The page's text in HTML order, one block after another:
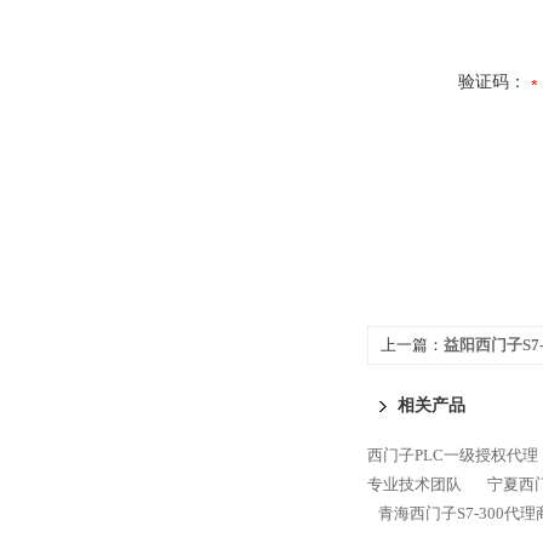
验证码：
上一篇： 益阳西门子
相关产品
西门子PLC一级授权代理
专业技术团队
宁夏西
青海西门子S7-300代理